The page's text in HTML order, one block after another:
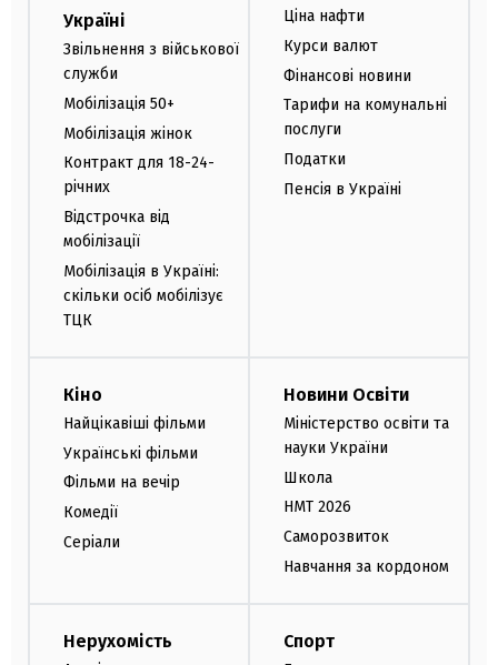
Україні
Звільнення з військової
служби
Мобілізація 50+
Мобілізація жінок
Контракт для 18-24-
річних
Відстрочка від
мобілізації
Мобілізація в Україні:
скільки осіб мобілізує
ТЦК
Ціна нафти
Курси валют
Фінансові новини
Тарифи на комунальні
послуги
Податки
Пенсія в Україні
Кіно
Найцікавіші фільми
Українські фільми
Фільми на вечір
Комедії
Серіали
Новини Освіти
Міністерство освіти та
науки України
Школа
НМТ 2026
Саморозвиток
Навчання за кордоном
Нерухомість Спорт